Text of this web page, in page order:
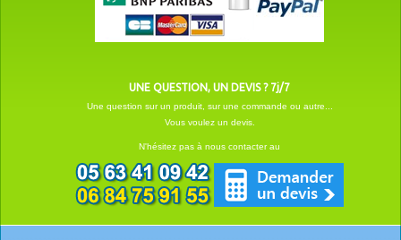
UNE QUESTION, UN DEVIS ? 7j/7
Une question sur un produit, sur une commande ou autre...
Vous voulez un devis.
N'hésitez pas à nous contacter au